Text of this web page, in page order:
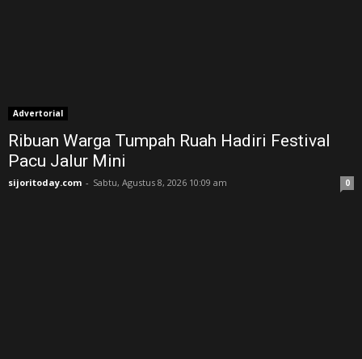
Advertorial
Ribuan Warga Tumpah Ruah Hadiri Festival
Pacu Jalur Mini
sijoritoday.com - Sabtu, Agustus 8, 2026 10:09 am 0